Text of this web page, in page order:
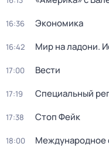
16:36 Экономика
16:42 Мир на ладони.
17:00 Вести
17:19 Специальный
17:38 Стоп Фейк
18:00 Международное